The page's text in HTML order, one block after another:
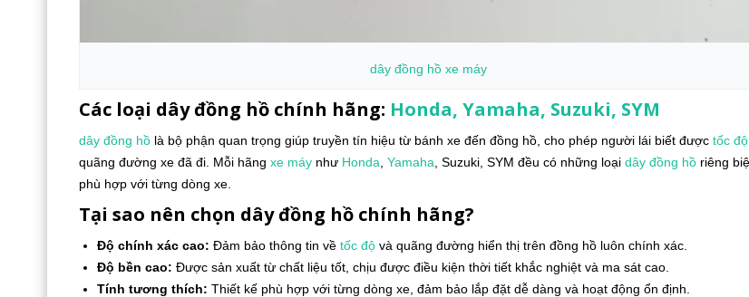
dây đồng hồ xe máy
Các loại dây đồng hồ chính hãng: Honda, Yamaha, Suzuki, SYM
dây đồng hồ là bộ phận quan trọng giúp truyền tín hiệu từ bánh xe đến đồng hồ, cho phép người lái biết được tốc độ
quãng đường xe đã đi. Mỗi hãng xe máy như Honda Yamaha , Suzuki, SYM đều có những loại dây đồng hồ riêng
phù hợp với từng dòng xe.
Tại sao nên chọn dây đồng hồ chính hãng?
Độ chính xác cao: Đảm bảo thông tin về tốc độ và quãng đường hiển thị trên đồng hồ luôn chính xác.
Độ bền cao: Được sản xuất từ chất liệu tốt, chịu được điều kiện thời tiết khắc nghiệt và ma sát cao.
Tính tương thích: Thiết kế phù hợp với từng dòng xe, đảm bảo lắp đặt dễ dàng và hoạt động ổn định.